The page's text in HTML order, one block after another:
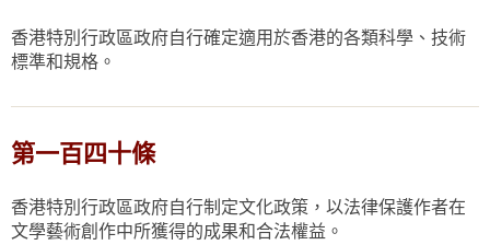
香港特別行政區政府自行確定適用於香港的各類科學、技術
標準和規格。
第一百四十條
香港特別行政區政府自行制定文化政策，以法律保護作者在
文學藝術創作中所獲得的成果和合法權益。